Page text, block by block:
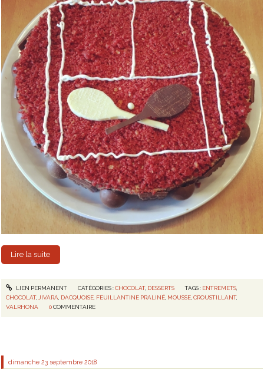
Lire la suite
LIEN PERMANENT CATÉGORIES :CHOCOLAT, DESSERTS TAGS : ENTREMETS,
CHOCOLAT,JIVARA, DACQUOISE, FEUILLANTINE PRALINÉ, MOUSSE,CROUSTILLANT,
VALRHONA
0 COMMENTAIRE
dimanche 23 septembre 2018